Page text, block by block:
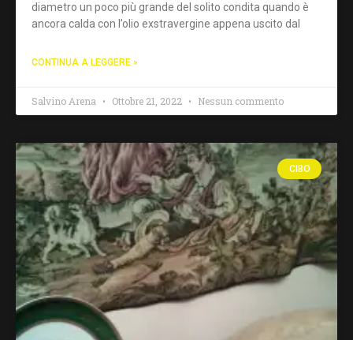
diametro un poco più grande del solito condita quando è
ancora calda con l’olio exstravergine appena uscito dal
CONTINUA A LEGGERE »
Salvino Arena Ottobre 21, 2022 Nessun commento
CIBO